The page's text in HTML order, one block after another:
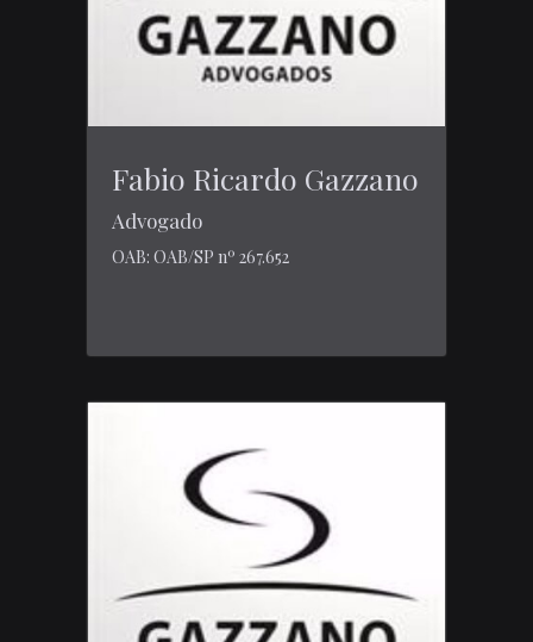
Fabio Ricardo Gazzano
Advogado
OAB: OAB/SP nº 267.652